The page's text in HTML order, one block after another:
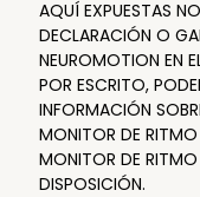
AQUÍ EXPUESTAS
DECLARACIÓN O
NEUROMOTION EN
POR ESCRITO,
INFORMACIÓN
MONITOR DE
MONITOR DE
DISPOSICIÓN.